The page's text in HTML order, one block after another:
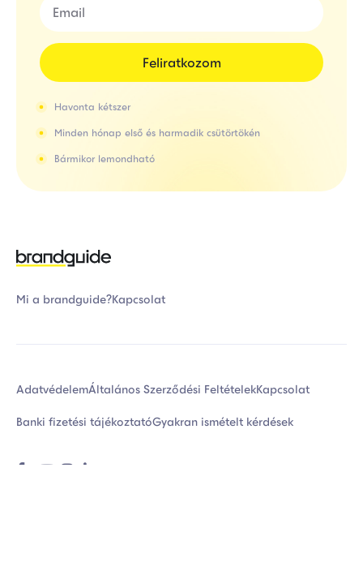
Feliratkozom
Havonta kétszer
Minden hónap első és harmadik csütörtökén
Bármikor lemondható
Mi a brandguide?Kapcsolat
AdatvédelemÁltalános Szerződési FeltételekKapcsolat
Banki fizetési tájékoztatóGyakran ismételt kérdések